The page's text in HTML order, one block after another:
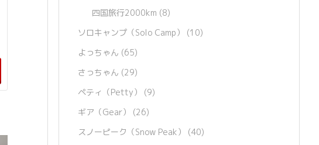
四国旅行2000km (8)
ソロキャンプ（Solo Camp） (10)
よっちゃん (65)
さっちゃん (29)
ペティ（Petty） (9)
ギア（Gear） (26)
スノーピーク（Snow Peak） (40)